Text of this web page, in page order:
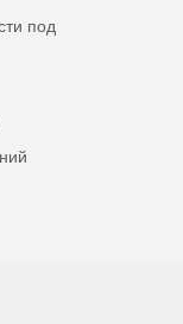
под